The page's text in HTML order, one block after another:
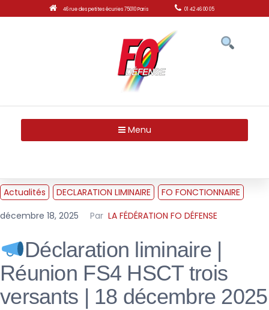
46 rue des petites écuries 75010 Paris 01 42 46 00 05
Menu
Actualités DECLARATION LIMINAIRE
FO FONCTIONNAIRE
décembre 18, 2025
Par LA FÉDÉRATION FO DÉFENSE
Déclaration liminaire |
Réunion FS4 HSCT trois
versants | 18 décembre 2025